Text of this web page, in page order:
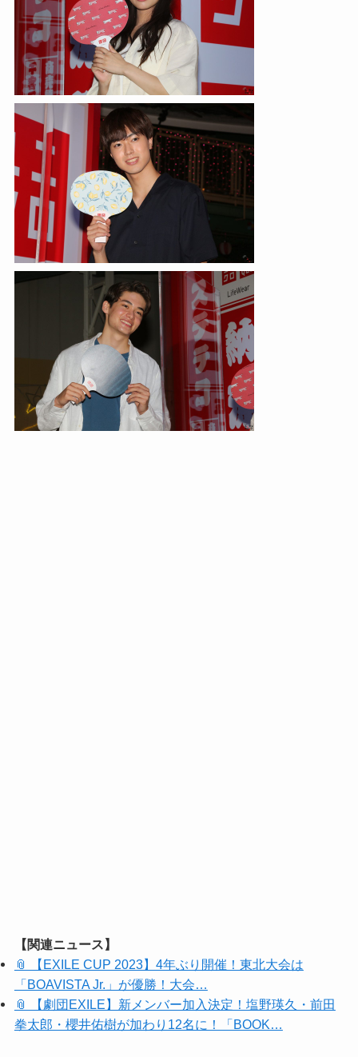
【関連ニュース】
📎 【EXILE CUP 2023】4年ぶり開催！東北大会は
「BOAVISTA Jr.」が優勝！大会…
📎 【劇団EXILE】新メンバー加入決定！塩野瑛久・前田
拳太郎・櫻井佑樹が加わり12名に！「BOOK…